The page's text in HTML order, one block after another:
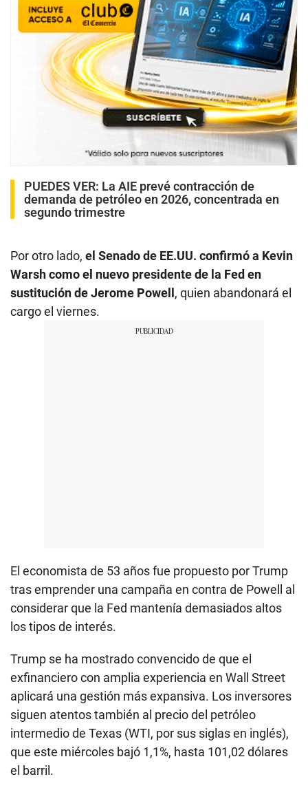
PUEDES VER: La AIE prevé contracción de
demanda de petróleo en 2026, concentrada en
segundo trimestre
Por otro lado, el Senado de EE.UU. confirmó a Kevin
Warsh como el nuevo presidente de la Fed en
sustitución de Jerome Powell, quien abandonará el
cargo el viernes.
El economista de 53 años fue propuesto por Trump
tras emprender una campaña en contra de Powell al
considerar que la Fed mantenía demasiados altos
los tipos de interés.
Trump se ha mostrado convencido de que el
exfinanciero con amplia experiencia en Wall Street
aplicará una gestión más expansiva. Los inversores
siguen atentos también al precio del petróleo
intermedio de Texas (WTI, por sus siglas en inglés),
que este miércoles bajó 1,1%, hasta 101,02 dólares
el barril.